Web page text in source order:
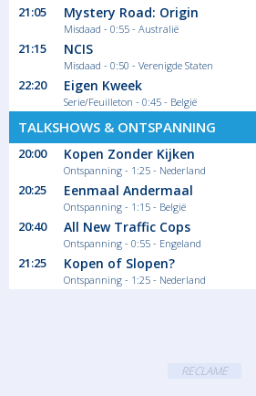
21:05 Mystery Road: Origin
Misdaad - 0:55 - Australië
21:15 NCIS
Misdaad - 0:50 - Verenigde Staten
22:20 Eigen Kweek
Serie/Feuilleton - 0:45 - België
TALKSHOWS & ONTSPANNING
20:00 Kopen Zonder Kijken
Ontspanning - 1:25 - Nederland
20:25 Eenmaal Andermaal
Ontspanning - 1:15 - België
20:40 All New Traffic Cops
Ontspanning - 0:55 - Engeland
21:25 Kopen of Slopen?
Ontspanning - 1:25 - Nederland
RECLAME